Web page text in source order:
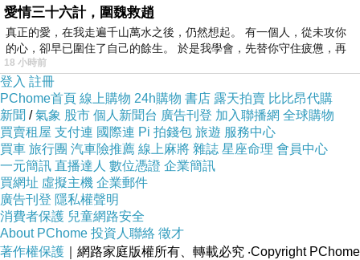
相信自己仍然被制度看見，相信權力轉移是靠一套大家都
願意承認的程序。當這張紙不夠，缺少的就是一種政治安
全感。韓國這次事件反映制度的崩裂很多時會從一個看似
不應該發生的小錯誤開始。民主不一定死於政變，也可能
先傷於一張本來應該準備好的選票。當人們發現最基本的
程序都會失準，社會便很難再安睡。因為真正令人不安的
是人們突然意識到，原來自己一直依靠的秩序，並沒有想
像中穩固。
愛情三十六計，圍魏救趙
真正的愛，在我走遍千山萬水之後，仍然想起。 有一個人，從未攻你
的心，卻早已圍住了自己的餘生。 於是我學會，先替你守住疲憊，再
18 小時前
登入 註冊
PChome首頁 線上購物 24h購物 書店 露天拍賣 比比昂代購
新聞 /氣象 股市 個人新聞台 廣告刊登 加入聯播網 全球購物
買賣租屋 支付連 國際連 Pi 拍錢包 旅遊 服務中心
買車 旅行團 汽車險推薦 線上麻將 雜誌 星座命理 會員中心
一元簡訊 直播達人 數位憑證 企業簡訊
買網址 虛擬主機 企業郵件
廣告刊登 隱私權聲明
消費者保護 兒童網路安全
About PChome 投資人聯絡 徵才
著作權保護 ｜網路家庭版權所有、轉載必究 ‧Copyright PChome